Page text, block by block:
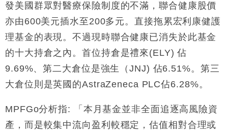
發美國群眾對醫療保險制度的不滿，聯合健康股價
亦由600美元插水至200多元。直接拖累宏利康健護
理基金的表現。不過現時聯合健康已消失於此基金
的十大持倉之內。首位持倉是禮來(ELY) 佔
9.69%、第二大倉位是強生（JNJ) 佔6.51%。第三
大倉位則是英國的AstraZeneca PLC佔6.28%。
MPFGo分析指: 「本月基金並非全面追逐高風險資
產，而是較集中流向盈利較穩定，估值相對合理或